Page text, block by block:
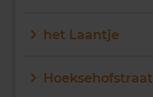
Q
R
het Laantje
Hoeksehofstraat